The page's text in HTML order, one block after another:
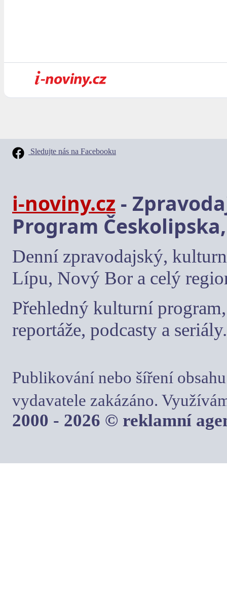
Sledujte nás na Facebooku
i-noviny.cz -
Program
Denní zpravodajský,
Lípu, Nový Bor a celý
Přehledný kulturní
reportáže, podcasty a seriály.
Publikování nebo šíření
vydavatele zakázáno.
2000 - 2026 © reklamní